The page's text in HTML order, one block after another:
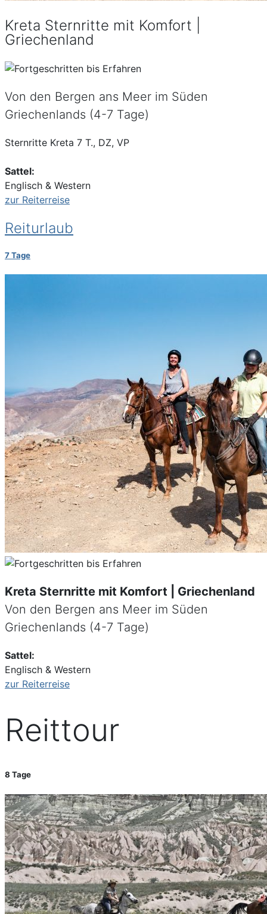
Kreta Sternritte mit Komfort |
Griechenland
Von den Bergen ans Meer im Süden
Griechenlands (4-7 Tage)
Sternritte Kreta 7 T., DZ, VP
Sattel:
Englisch & Western
zur Reiterreise
Reiturlaub
7 Tage
Kreta Sternritte mit Komfort | Griechenland
Von den Bergen ans Meer im Süden
Griechenlands (4-7 Tage)
Sattel:
Englisch & Western
zur Reiterreise
Reittour
8 Tage